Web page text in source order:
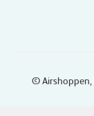
© Airshoppen